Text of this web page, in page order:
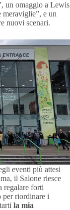
un omaggio a Lewis
e un
nuovi scenari.
eventi più attesi
il Salone riesce
regalare forti
per riordinare i
la mia